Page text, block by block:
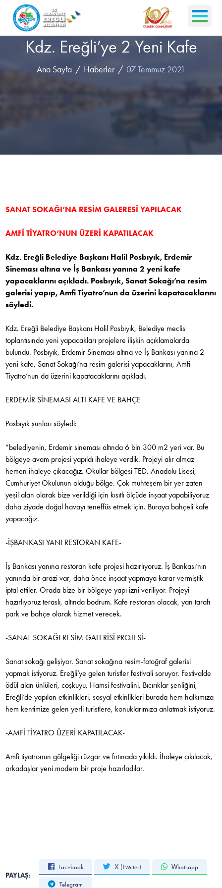
Kdz. Ereğli’ye 2 Yeni Kafe
Ana Sayfa Haberler 07 Temmuz 2021
SANAT SOKAĞI’NA RESİM GALERESİ YAPILACAK
AMFİ TİYATRO’NUN ÜZERİ KAPATILACAK
Kdz. Ereğli Belediye Başkanı Halil Posbıyık, Erdemir
Sineması altına ve İş Bankası yanına 2 yeni kafe
yapacaklarını açıkladı. Posbıyık, Sanat Sokağı’na resim
galerisi yapıp, Amfi Tiyatro’nun da üzerini kapatacaklarını
söyledi.
Kdz. Ereğli Belediye Başkanı Halil Posbıyık, Belediye meclis
toplantısında yeni yapacakları projelere ilişkin açıklamalarda
bulundu. Posbıyık, Erdemir Sineması altına ve İş Bankası yanına 2
yeni kafe, Sanat Sokağı’na resim galerisi yapacaklarını, Amfi
Tiyatro’nun da üzerini kapatacaklarını açıkladı.
ERDEMİR SİNEMASI ALTI KAFE VE BAHÇE
Posbıyık şunları söyledi:
“belediyenin, Erdemir sineması altında 6 bin 300 m2 yeri var. Bu
bölgeye avam projesi yapıldı ihaleye verdik. Projeyi alır almaz
hemen ihaleye çıkacağız. Okullar bölgesi TED, Anadolu Lisesi,
Cumhuriyet Okulunun olduğu bölge. Çok muhteşem bir yer zaten
yeşil alan olarak bize verildiği için kısıtlı ölçüde inşaat yapabiliyoruz
daha ziyade doğal havayı teneffüs etmek için. Buraya bahçeli kafe
yapacağız.
-İŞBANKASI YANI RESTORAN KAFE-
İş Bankası yanına restoran kafe projesi hazırlıyoruz. İş Bankası’nın
yanında bir arazi var, daha önce inşaat yapmaya karar vermiştik
iptal ettiler. Orada bize bir bölgeye yapı izni veriliyor. Projeyi
hazırlıyoruz teraslı, altında bodrum. Kafe restoran olacak, yan tarafı
park ve bahçe olarak hizmet verecek.
-SANAT SOKAĞI RESİM GALERİSİ PROJESİ-
Sanat sokağı gelişiyor. Sanat sokağına resim-fotoğraf galerisi
yapmak istiyoruz. Ereğli’ye gelen turistler festivali soruyor. Festivalde
ödül alan ünlüleri, coşkuyu, Hamsi festivalini, Bıcırıklar şenliğini,
Ereğli’de yapılan etkinlikleri, sosyal etkinlikleri burada hem halkımıza
hem kentimize gelen yerli turistlere, konuklarımıza anlatmak istiyoruz.
-AMFİ TİYATRO ÜZERİ KAPATILACAK-
Amfi tiyatronun gölgeliği rüzgar ve fırtınada yıkıldı. İhaleye çıkılacak,
arkadaşlar yeni modern bir proje hazırladılar.
PAYLAŞ:
Facebook X (Twitter) Whatsapp
Telegram